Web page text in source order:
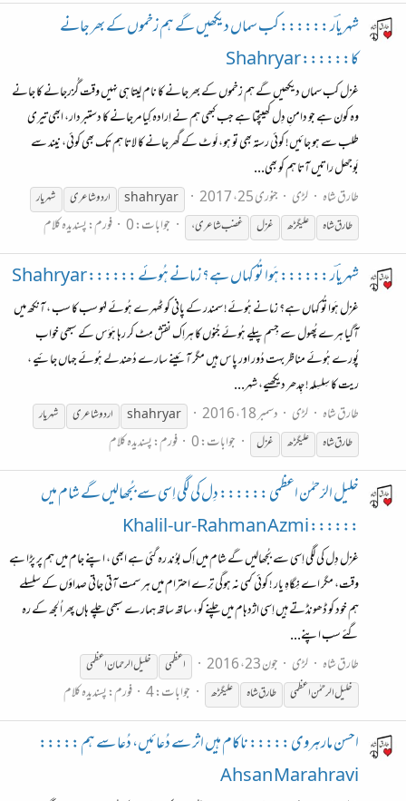
شہریاؔر :::::: کب سماں دیکھیں گے ہم زخموں کے بھر جانے
کا:::::: Shahryar
غزل کب سماں دیکھیں گے ہم زخموں کے بھر جانے کا نام لیتا ہی نہیں وقت گُزرجانے کا جانے
وہ کون ہے جو دامنِ دِل کھینچتا ہے جب کبھی ہم نے اِرادہ کِیا مرجانے کا دستبردار، ابھی تیری
طلب سے ہو جائیں! کوئی رستہ بھی تو ہو، لَوٹ کے گھر جانے کا لاتا ہم تک بھی کوئی، نیند سے
بَوجھل راتیں آتا ہم کو بھی...
طارق شاہ
لڑی جنوری 25، 2017 shahryar اردو شاعری
شہریار
طارق شاہ
علیگڑھ غزل غضب شاعری، جوابات: 0 فورم:پسندیدہ کلام
شہریاؔر :::::: ہَوا تُو کہاں ہے؟ زمانے ہُوئے :::::: Shahryar
غزل ہَوا تُو کہاں ہے؟ زمانے ہُوئے! سمندر کے پانی کو ٹھہرے ہُوئے لہُو سب کا سب ، آنکھ میں
آگیا ہرے پُھول سے جِسم پیلے ہُوئے جُنوں کا ہراِک نقش مِٹ کر رہا ہَوَس کے سبھی خواب
پُورے ہُوئے مناظر بہت دُور اور پاس ہیں مگر آئینے سارے دُھندلے ہُوئے جہاں جائیے ،
ریت کا سِلسِلہ! جِدھر دیکھیے، شہر...
طارق شاہ
لڑی دسمبر 18، 2016 shahryar اردو شاعری
شہریار
طارق شاہ
علیگڑھ غزل جوابات: 0 فورم:پسندیدہ کلام
خلیل الرّحمٰن اعظمی :::::: دِل کی لگی اِسی سے بُجھالیں گے شام میں
:::::: Khalil-ur-Rahman Azmi
غزل دِل کی لگی اِسی سے بُجھالیں گے شام میں اِک بوُند رہ گئی ہے ابھی ، اپنے جام میں ہم پر پڑا ہے
وقت، مگر اے نِگاہِ یار ! کوئی کمی نہ ہوگی تِرے احترام میں ہر سمت آتی جاتی صداؤں کے سلسلے
ہم خود کو ڈھونڈتے ہیں اِسی اژدہام میں چلنے کو، ساتھ ساتھ ہمارے سبھی چلے ہاں پھر اُلجھ کے رہ
گئے سب اپنے...
طارق شاہ
لڑی جون 23، 2016 اعظمی
خلیل الرحمان اعظمی
خلیل الرحمٰن اعظمی
طارق شاہ علیگڑھ جوابات: 4 فورم:پسندیدہ کلام
احسن مارہروی ::::: ناکام ہیں اثر سے دُعائیں، دُعا سے ہم :::::
Ahsan Marahravi